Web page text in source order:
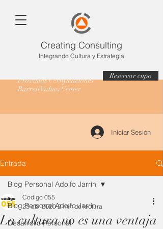
Creating Consulting
Integrando Cultura y Estrategia
Próximas Certificaciones
Barrett Values Center
Reservar cupo
Iniciar Sesión
Entrada
Blog Personal Adolfo Jarrín
Desarrollo Personal
Blog Personal Adolfo Jarrín
La cultura no es una ventaja
Codigo 055
23 abr 2020 2 min de lectura